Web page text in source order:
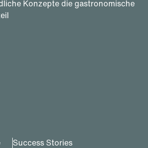
Konzepte die gastronomische
Success Stories